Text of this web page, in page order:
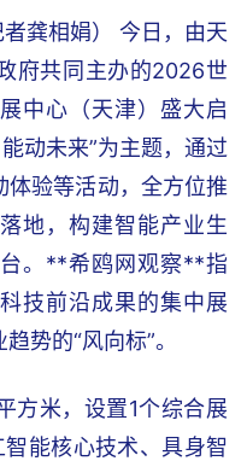
龚相娟） 今日，由天
府共同主办的2026世
中心（天津）盛大启
动未来”为主题，通过
体验等活动，全方位推
地，构建智能产业生
。**希鸥网观察**指
技前沿成果的集中展
势的“风向标”。
方米，设置1个综合展
能核心技术、具身智